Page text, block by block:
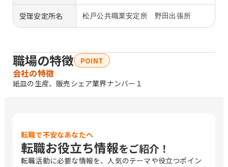
受理安定所名 松戸公共職業安定所 野田出張所
職場の特徴 POINT
会社の特徴
紙皿の生産、販売シェア業界ナンバー１
転職で不安なあなたへ
転職お役立ち情報をご紹介！
転職活動に必要な情報を、人気のテーマや役立つポイン